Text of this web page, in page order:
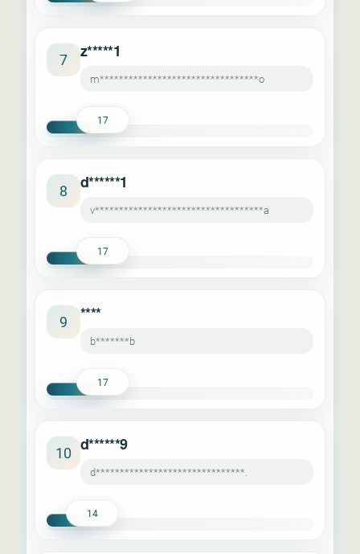
7 z*****1
m*********************************o
17
8 d******1
v***********************************a
17
9 ****
b*******b
17
10 d******9
d*******************************.
14